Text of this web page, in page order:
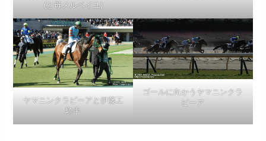
(と母メルベイユ)
ヤマニンクラビーアと伊藤工
騎手
ゴールに向かうヤマニンクラ
ビーア